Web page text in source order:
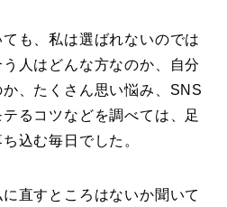
も、私は選ばれないのでは
人はどんな方なのか、自分
、たくさん思い悩み、SNS
るコツなどを調べては、足
込む毎日でした。
直すところはないか聞いて